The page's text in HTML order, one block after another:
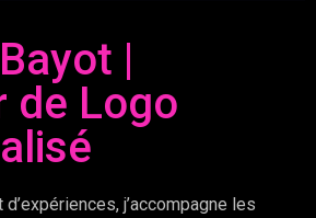
|
de Logo
j’accompagne les